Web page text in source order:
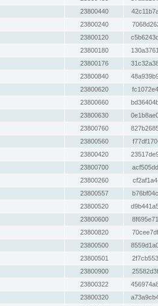
23800440
23800240
23800120
23800180
23800176
23800840
23800620
23800660
23800630
23800760
23800560
23800420
23800700
23800260
23800557
23800520
23800600
23800820
23800500
23800501
23800900
23800322
23800320